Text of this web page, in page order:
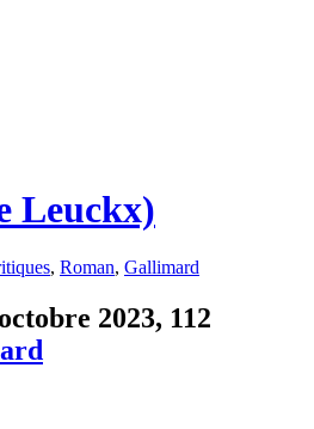
Leuckx)
, Roman, Gallimard
2023, 112